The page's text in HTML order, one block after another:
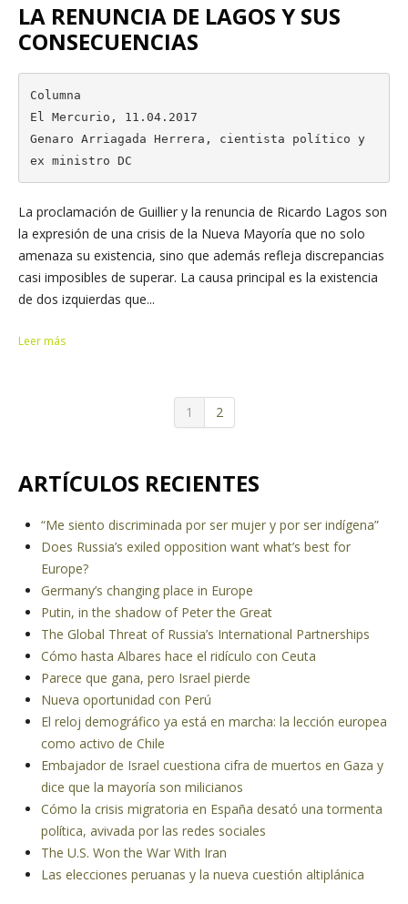
LA RENUNCIA DE LAGOS Y SUS
CONSECUENCIAS
Columna
El Mercurio, 11.04.2017
Genaro Arriagada Herrera, cientista político y
ex ministro DC
La proclamación de Guillier y la renuncia de Ricardo Lagos son
la expresión de una crisis de la Nueva Mayoría que no solo
amenaza su existencia, sino que además refleja discrepancias
casi imposibles de superar. La causa principal es la existencia
de dos izquierdas que...
Leer más
1 2
ARTÍCULOS RECIENTES
“Me siento discriminada por ser mujer y por ser indígena”
Does Russia’s exiled opposition want what’s best for
Europe?
Germany’s changing place in Europe
Putin, in the shadow of Peter the Great
The Global Threat of Russia’s International Partnerships
Cómo hasta Albares hace el ridículo con Ceuta
Parece que gana, pero Israel pierde
Nueva oportunidad con Perú
El reloj demográfico ya está en marcha: la lección europea
como activo de Chile
Embajador de Israel cuestiona cifra de muertos en Gaza y
dice que la mayoría son milicianos
Cómo la crisis migratoria en España desató una tormenta
política, avivada por las redes sociales
The U.S. Won the War With Iran
Las elecciones peruanas y la nueva cuestión altiplánica